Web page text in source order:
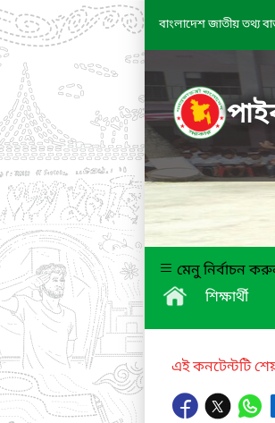
বাংলাদেশ জাতীয় তথ্য
মেনু নির্বাচন
শিক্ষার্থী
এই কনটেন্টটি